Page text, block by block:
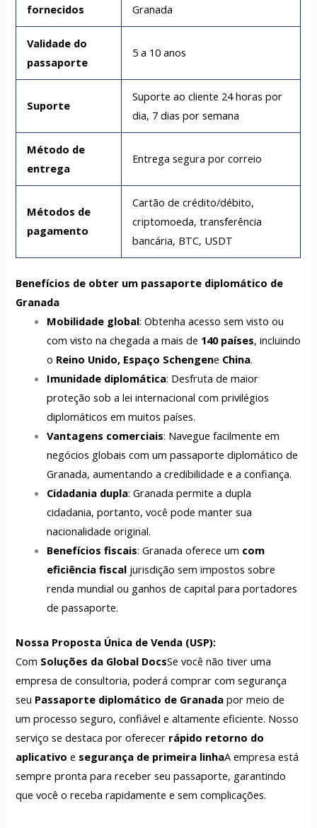
fornecidos Granada
Validade do
passaporte
5 a 10 anos
Suporte
Suporte ao cliente 24 horas por
dia, 7 dias por semana
Método de
entrega
Entrega segura por correio
Métodos de
pagamento
Cartão de crédito/débito,
criptomoeda, transferência
bancária, BTC, USDT
Benefícios de obter um passaporte diplomático de
Granada
Mobilidade global: Obtenha acesso sem visto ou
com visto na chegada a mais de 140 países, incluindo
o Reino Unido, Espaço Schengene China.
Imunidade diplomática: Desfruta de maior
proteção sob a lei internacional com privilégios
diplomáticos em muitos países.
Vantagens comerciais: Navegue facilmente em
negócios globais com um passaporte diplomático de
Granada, aumentando a credibilidade e a confiança.
Cidadania dupla: Granada permite a dupla
cidadania, portanto, você pode manter sua
nacionalidade original.
Benefícios fiscais: Granada oferece um com
eficiência fiscal jurisdição sem impostos sobre
renda mundial ou ganhos de capital para portadores
de passaporte.
Nossa Proposta Única de Venda (USP):
Com Soluções da Global DocsSe você não tiver uma
empresa de consultoria, poderá comprar com segurança
seu Passaporte diplomático de Granada por meio de
um processo seguro, confiável e altamente eficiente. Nosso
serviço se destaca por oferecer rápido retorno do
aplicativo e segurança de primeira linhaA empresa está
sempre pronta para receber seu passaporte, garantindo
que você o receba rapidamente e sem complicações.